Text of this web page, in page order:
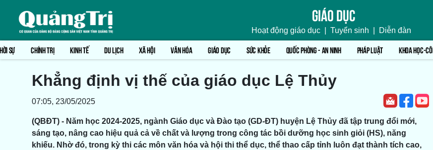
Giáo dục
Hoạt động giáo dục Tuyển sinh Diễn đàn
SỰ CHÍNH TRỊ KINH TẾ DU LỊCH XÃ HỘI VĂN HÓA GIÁO DỤC SỨC KHỎE QUỐC PHÒNG - AN NINH PHÁP LUẬT KHOA HỌC-
Khẳng định vị thế của giáo dục Lệ Thủy
07:05, 23/05/2025
(QBĐT) - Năm học 2024-2025, ngành Giáo dục và Đào tạo (GD-ĐT) huyện Lệ Thủy đã tập trung đổi mới,
sáng tạo, nâng cao hiệu quả cả về chất và lượng trong công tác bồi dưỡng học sinh giỏi (HS), năng
khiếu. Nhờ đó, trong kỳ thi các môn văn hóa và hội thi thể dục, thể thao cấp tỉnh luôn đạt thành tích cao,